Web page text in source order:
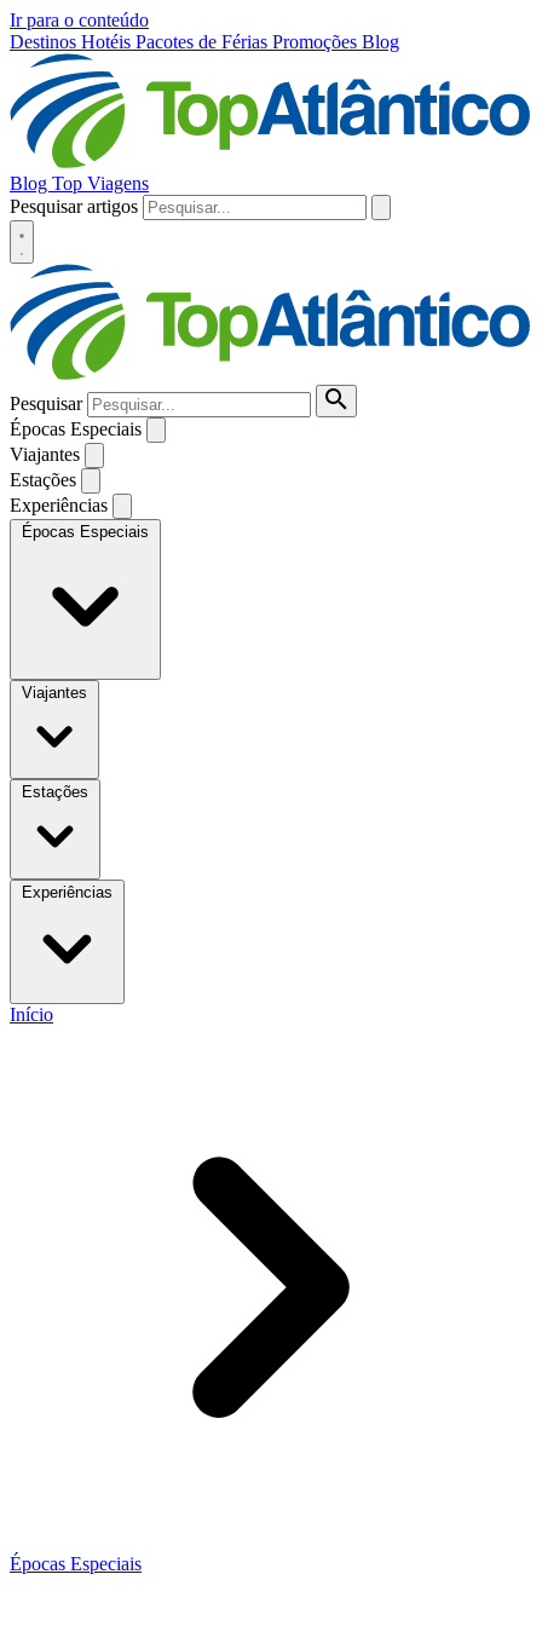
Ir para o conteúdo
Destinos Hotéis Pacotes de Férias Promoções Blog
Blog Top Viagens
Pesquisar artigos
Pesquisar
Épocas Especiais
Viajantes
Estações
Experiências
Épocas Especiais
Viajantes
Estações
Experiências
Início
Épocas Especiais